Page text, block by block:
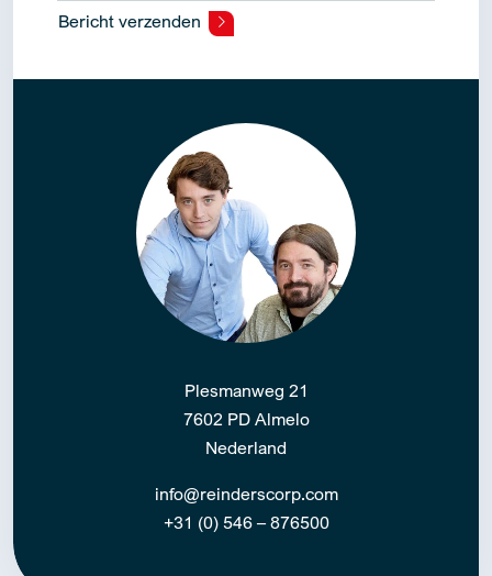
Bericht verzenden
Plesmanweg 21
7602 PD Almelo
Nederland
info@reinderscorp.com
+31 (0) 546 – 876500